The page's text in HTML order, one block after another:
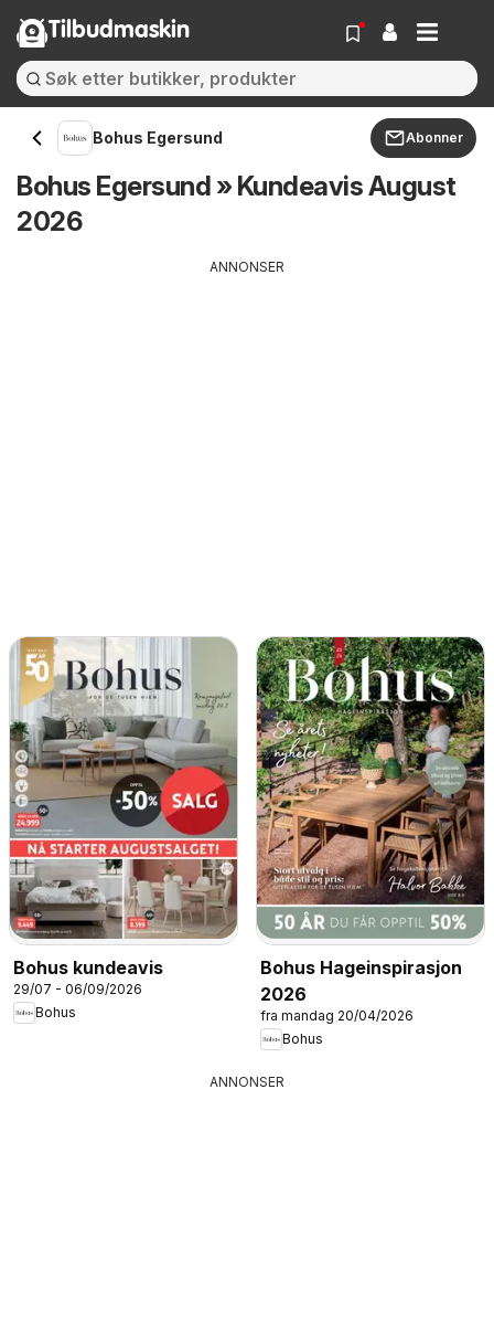
Tilbudmaskin
Bohus Egersund Abonner
Bohus Egersund » Kundeavis August
2026
ANNONSER
Bohus kundeavis
29/07 - 06/09/2026
Bohus
Bohus Hageinspirasjon
2026
fra mandag 20/04/2026
Bohus
ANNONSER